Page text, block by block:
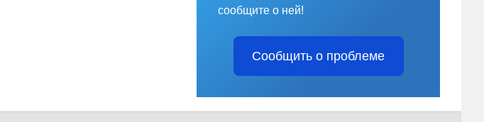
сообщите о ней!
Сообщить о проблеме